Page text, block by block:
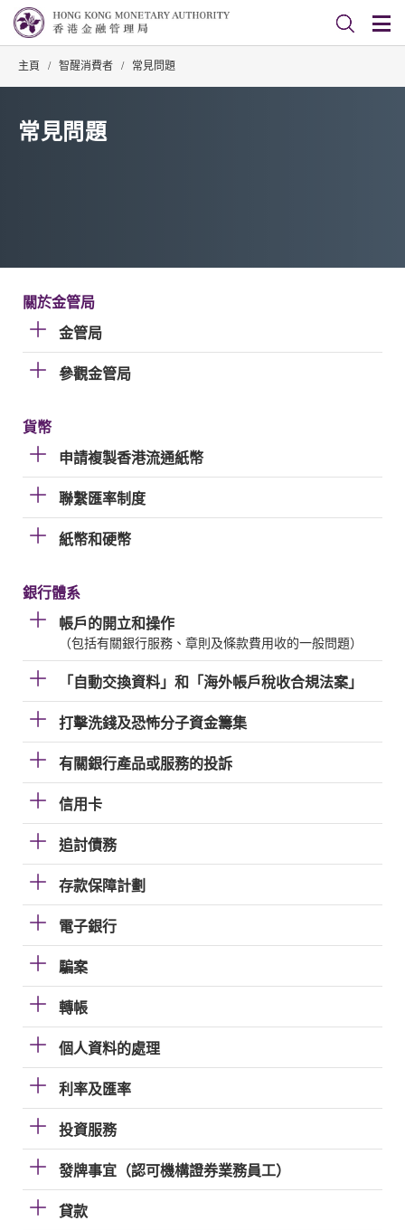
主頁 / 智醒消費者 / 常見問題
常見問題
關於金管局
金管局
參觀金管局
貨幣
申請複製香港流通紙幣
聯繫匯率制度
紙幣和硬幣
銀行體系
帳戶的開立和操作
（包括有關銀行服務、章則及條款費用收的一般問題）
「自動交換資料」和「海外帳戶稅收合規法案」
打擊洗錢及恐怖分子資金籌集
有關銀行產品或服務的投訴
信用卡
追討債務
存款保障計劃
電子銀行
騙案
轉帳
個人資料的處理
利率及匯率
投資服務
發牌事宜（認可機構證券業務員工）
貸款